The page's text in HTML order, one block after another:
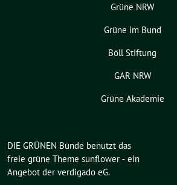
Grüne NRW
Grüne im Bund
Böll Stiftung
GAR NRW
Grüne Akademie
DIE GRÜNEN Bünde benutzt das
freie grüne Theme sunflower ‐ ein
Angebot der verdigado eG.